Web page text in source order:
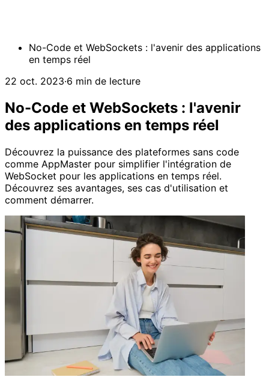
No-Code et WebSockets : l'avenir des applications
en temps réel
22 oct. 2023·6 min de lecture
No-Code et WebSockets : l'avenir
des applications en temps réel
Découvrez la puissance des plateformes sans code
comme AppMaster pour simplifier l'intégration de
WebSocket pour les applications en temps réel.
Découvrez ses avantages, ses cas d'utilisation et
comment démarrer.